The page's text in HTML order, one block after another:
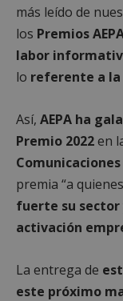
más leído de
los Premios
labor
lo referente a
Así, AEPA ha
Premio 2022en
Comunicaciones
premia “a quienes
fuerte su sector
activación
La entrega de
este próximo